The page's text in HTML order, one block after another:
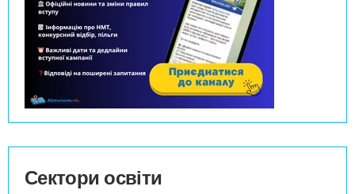
Сектори освіти